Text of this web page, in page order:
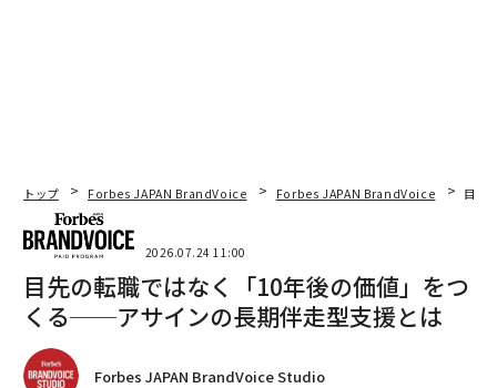
トップ Forbes JAPAN BrandVoice Forbes JAPAN BrandVoice 目先
2026.07.24 11:00
目先の転職ではなく「10年後の価値」をつ
くる──アサインの長期伴走型支援とは
Forbes JAPAN BrandVoice Studio